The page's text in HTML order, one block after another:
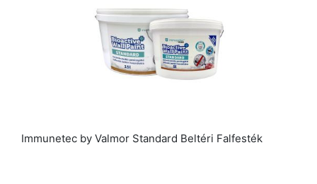
Immunetec by Valmor Standard Beltéri Falfesték